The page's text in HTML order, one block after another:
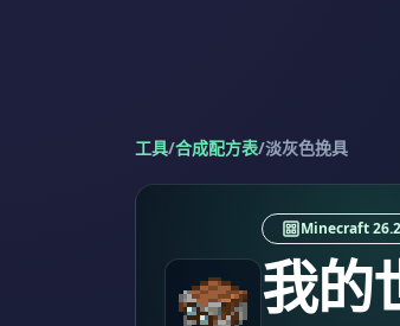
工具/合成配方表/淡灰色挽具
Minecraft 26.2
我的